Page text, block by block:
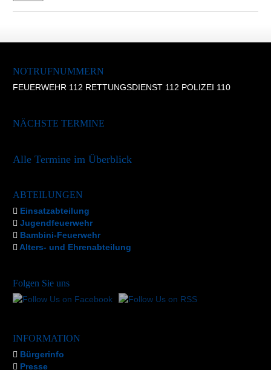
NOTRUFNUMMERN
FEUERWEHR 112 RETTUNGSDIENST 112 POLIZEI 110
NÄCHSTE TERMINE
Alle Termine im Überblick
ABTEILUNGEN
Einsatzabteilung
Jugendfeuerwehr
Bambini-Feuerwehr
Alters- und Ehrenabteilung
Folgen Sie uns
INFORMATION
Bürgerinfo
Presse